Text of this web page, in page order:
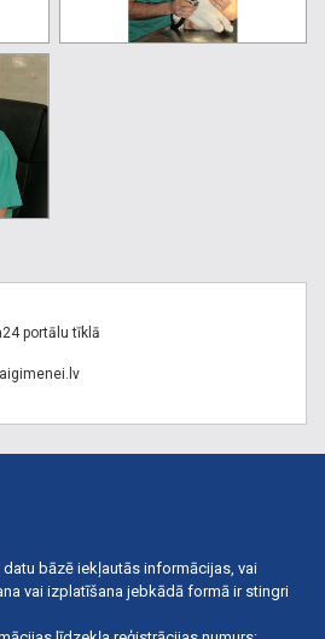
portālu tīklā
bāzē iekļautās informācijas, vai
vai izplatīšana jebkādā formā ir stingri